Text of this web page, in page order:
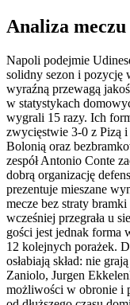
Analiza meczu
Napoli podejmie
solidny sezon i pozycję
wyraźną przewagą
w statystykach
wygrali 15 razy. Ich
zwycięstwie 3-0 z Pizą i
Bolonią oraz
zespół Antonio Conte
dobrą organizację
prezentuje mieszane
mecze bez straty
wcześniej przegrała u
gości jest jednak forma
12 kolejnych porażek.
osłabiają skład: nie
Zaniolo, Jurgen
możliwości w obronie i